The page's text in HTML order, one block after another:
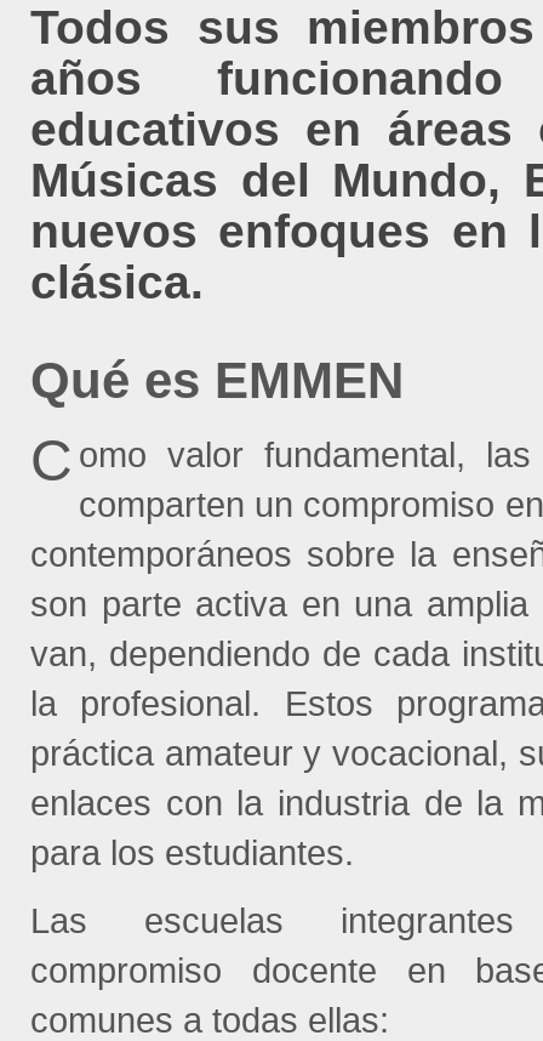
Todos sus
años
educativos en
Músicas del Mundo,
nuevos enfoques en
clásica.
Qué es EMMEN
C omo valor fundamental,
comparten un compromiso
contemporáneos sobre la
son parte activa en una
van, dependiendo de cada
la profesional. Estos
práctica amateur y vocacional,
enlaces con la industria de la
para los estudiantes.
Las escuelas
compromiso docente en
comunes a todas ellas: